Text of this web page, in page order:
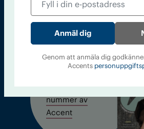
Kontakt Om Tidningen
Läs tidigare
nummer av
Accent
Genom att anmäla dig
Accents